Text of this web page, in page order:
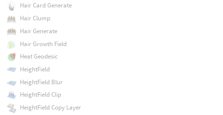
Hair Card Generate
Hair Clump
Hair Generate
Hair Growth Field
Heat Geodesic
HeightField
HeightField Blur
HeightField Clip
HeightField Copy Layer